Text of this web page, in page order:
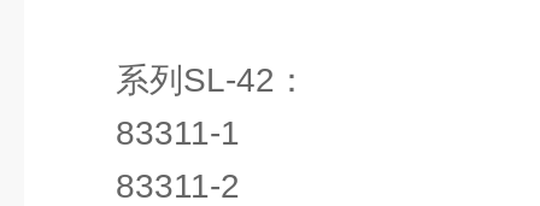
系列SL-42：
83311-1
83311-2